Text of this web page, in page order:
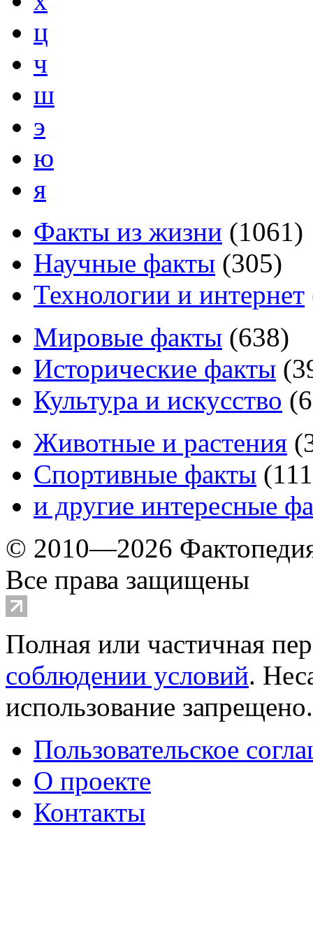
ц
ч
ш
э
ю
я
Факты из жизни (1061)
Научные факты (305)
Технологии и интернет
Мировые факты (638)
Исторические факты (
Культура и искусство (
Животные и растения (
Спортивные факты (111
и другие интересные
© 2010—2026
Все права защищены
Полная или частичная
соблюдении условий.
использование
Пользовательское
О проекте
Контакты